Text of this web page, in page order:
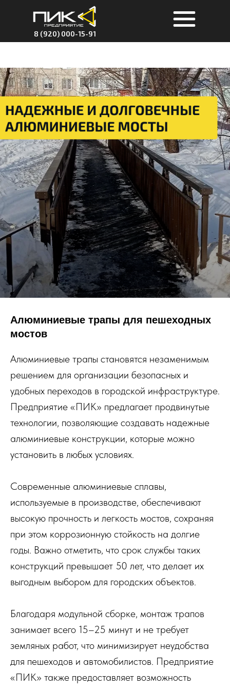
8 (920) 000-15-91
Алюминиевые трапы для пешеходных
мостов
Алюминиевые трапы становятся незаменимым
решением для организации безопасных и
удобных переходов в городской инфраструктуре.
Предприятие «ПИК» предлагает продвинутые
технологии, позволяющие создавать надежные
алюминиевые конструкции, которые можно
установить в любых условиях.
Современные алюминиевые сплавы,
используемые в производстве, обеспечивают
высокую прочность и легкость мостов, сохраняя
при этом коррозионную стойкость на долгие
годы. Важно отметить, что срок службы таких
конструкций превышает 50 лет, что делает их
выгодным выбором для городских объектов.
Благодаря модульной сборке, монтаж трапов
занимает всего 15–25 минут и не требует
земляных работ, что минимизирует неудобства
для пешеходов и автомобилистов. Предприятие
«ПИК» также предоставляет возможность